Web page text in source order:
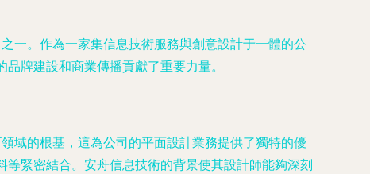
一。作為一家集信息技術服務與創意設計于一體的公
牌建設和商業傳播貢獻了重要力量。
域的根基，這為公司的平面設計業務提供了獨特的優
緊密結合。安舟信息技術的背景使其設計師能夠深刻